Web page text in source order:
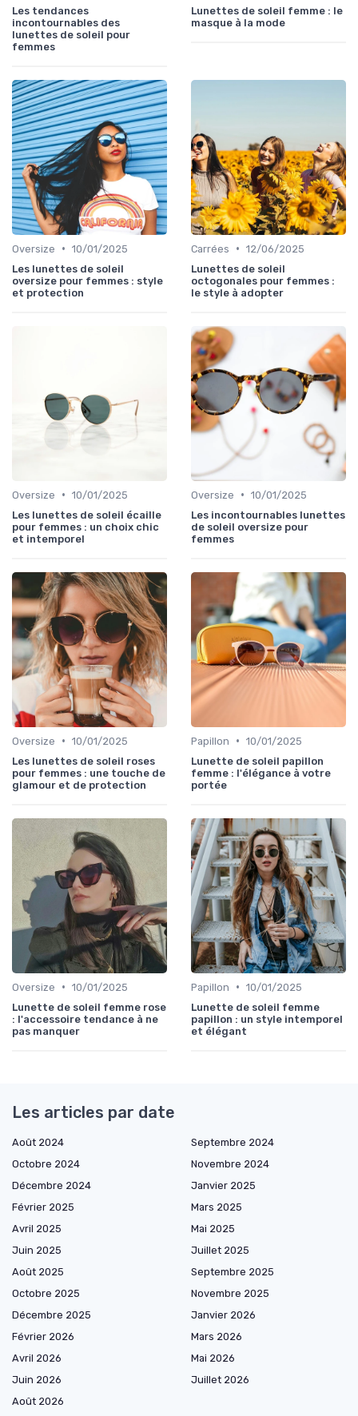
Les tendances
incontournables des
lunettes de soleil pour
femmes
Lunettes de soleil femme : le
masque à la mode
Oversize • 10/01/2025
Les lunettes de soleil
oversize pour femmes : style
et protection
Carrées • 12/06/2025
Lunettes de soleil
octogonales pour femmes :
le style à adopter
Oversize • 10/01/2025
Les lunettes de soleil écaille
pour femmes : un choix chic
et intemporel
Oversize • 10/01/2025
Les incontournables lunettes
de soleil oversize pour
femmes
Oversize • 10/01/2025
Les lunettes de soleil roses
pour femmes : une touche de
glamour et de protection
Papillon • 10/01/2025
Lunette de soleil papillon
femme : l'élégance à votre
portée
Oversize • 10/01/2025
Lunette de soleil femme rose
: l'accessoire tendance à ne
pas manquer
Papillon • 10/01/2025
Lunette de soleil femme
papillon : un style intemporel
et élégant
Les articles par date
Août 2024
Septembre 2024
Octobre 2024
Novembre 2024
Décembre 2024
Janvier 2025
Février 2025
Mars 2025
Avril 2025
Mai 2025
Juin 2025
Juillet 2025
Août 2025
Septembre 2025
Octobre 2025
Novembre 2025
Décembre 2025
Janvier 2026
Février 2026
Mars 2026
Avril 2026
Mai 2026
Juin 2026
Juillet 2026
Août 2026